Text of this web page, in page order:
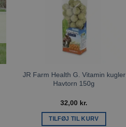
JR Farm Health G. Vitamin kugler
Havtorn 150g
32,00 kr.
TILFØJ TIL KURV